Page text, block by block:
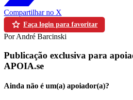
Compartilhar no X
Faça login para favoritar
Por André Barcinski
Publicação exclusiva para
APOIA.se
Ainda não é um(a) apoiador(a)?